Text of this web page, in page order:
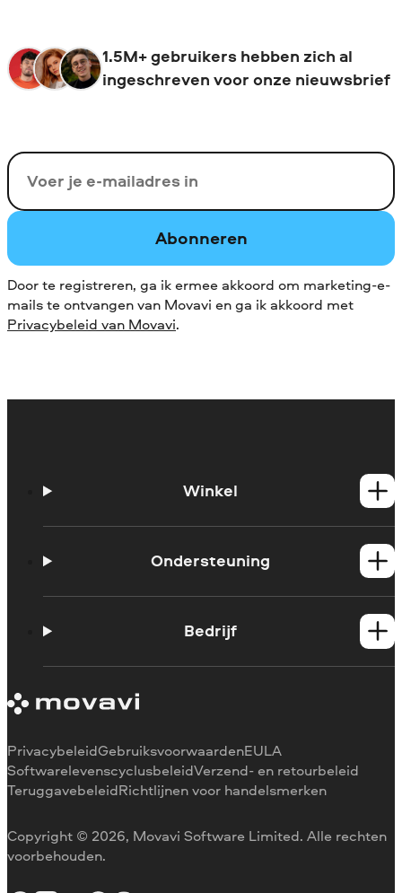
1.5M+ gebruikers hebben zich al
ingeschreven voor onze nieuwsbrief
Uw e-mail
Abonneren
Door te registreren, ga ik ermee akkoord om marketing-e-
mails te ontvangen van Movavi en ga ik akkoord met
Privacybeleid van Movavi.
Winkel
Mac-productenOndersteuning
Support contacteren
Abonnement annuleren
Bedrijf
Ervaringen
Waarom voor ons kiezen
Voor het werk
Copyright © 2026, Movavi Software Limited. Alle rechten
voorbehouden.
PrivacybeleidGebruiksvoorwaardenEULA
SoftwarelevenscyclusbeleidVerzend- en retourbeleid
TeruggavebeleidRichtlijnen voor handelsmerken